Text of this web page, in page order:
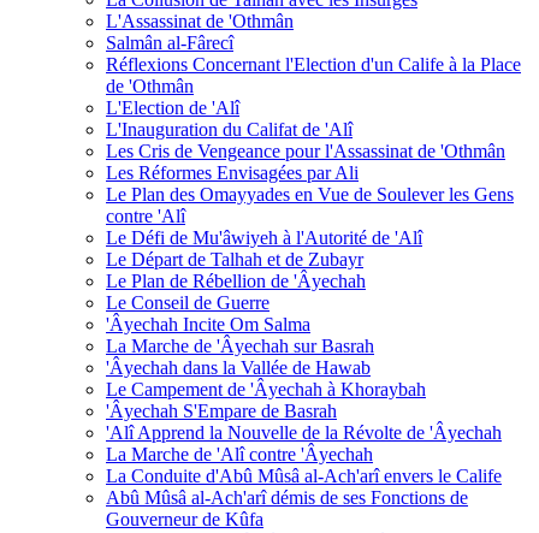
L'Assassinat de 'Othmân
Salmân al-Fârecî
Réflexions Concernant l'Election d'un Calife à la Place
de 'Othmân
L'Election de 'Alî
L'Inauguration du Califat de 'Alî
Les Cris de Vengeance pour l'Assassinat de 'Othmân
Les Réformes Envisagées par Ali
Le Plan des Omayyades en Vue de Soulever les Gens
contre 'Alî
Le Défi de Mu'âwiyeh à l'Autorité de 'Alî
Le Départ de Talhah et de Zubayr
Le Plan de Rébellion de 'Âyechah
Le Conseil de Guerre
'Âyechah Incite Om Salma
La Marche de 'Âyechah sur Basrah
'Âyechah dans la Vallée de Hawab
Le Campement de 'Âyechah à Khoraybah
'Âyechah S'Empare de Basrah
'Alî Apprend la Nouvelle de la Révolte de 'Âyechah
La Marche de 'Alî contre 'Âyechah
La Conduite d'Abû Mûsâ al-Ach'arî envers le Calife
Abû Mûsâ al-Ach'arî démis de ses Fonctions de
Gouverneur de Kûfa